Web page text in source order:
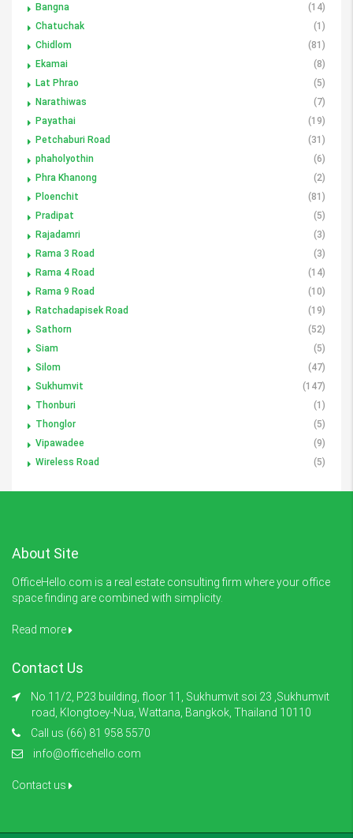
Bangna
(14)
Chatuchak
(1)
Chidlom
(81)
Ekamai
(8)
Lat Phrao
(5)
Narathiwas
(7)
Payathai
(19)
Petchaburi Road
(31)
phaholyothin
(6)
Phra Khanong
(2)
Ploenchit
(81)
Pradipat
(5)
Rajadamri
(3)
Rama 3 Road
(3)
Rama 4 Road
(14)
Rama 9 Road
(10)
Ratchadapisek Road
(19)
Sathorn
(52)
Siam
(5)
Silom
(47)
Sukhumvit
(147)
Thonburi
(1)
Thonglor
(5)
Vipawadee
(9)
Wireless Road
(5)
About Site
OfficeHello.com is a real estate consulting firm where your office
space finding are combined with simplicity.
Read more
Contact Us
No.11/2, P23 building, floor 11, Sukhumvit soi 23 ,Sukhumvit
road, Klongtoey-Nua, Wattana, Bangkok, Thailand 10110
Call us (66) 81 958 5570
info@officehello.com
Contact us